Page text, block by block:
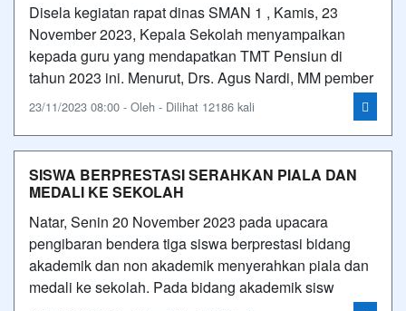
Disela kegiatan rapat dinas SMAN 1 , Kamis, 23
November 2023, Kepala Sekolah menyampaikan
kepada guru yang mendapatkan TMT Pensiun di
tahun 2023 ini. Menurut, Drs. Agus Nardi, MM pember
23/11/2023 08:00 - Oleh - Dilihat 12186 kali
SISWA BERPRESTASI SERAHKAN PIALA DAN
MEDALI KE SEKOLAH
Natar, Senin 20 November 2023 pada upacara
pengibaran bendera tiga siswa berprestasi bidang
akademik dan non akademik menyerahkan piala dan
medali ke sekolah. Pada bidang akademik sisw